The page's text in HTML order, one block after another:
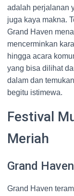
adalah perjalanan
juga kaya makna.
Grand Haven
mencerminkan
hingga acara
yang bisa dilihat
dalam dan
begitu istimewa.
Festival
Meriah
Grand
Grand Haven